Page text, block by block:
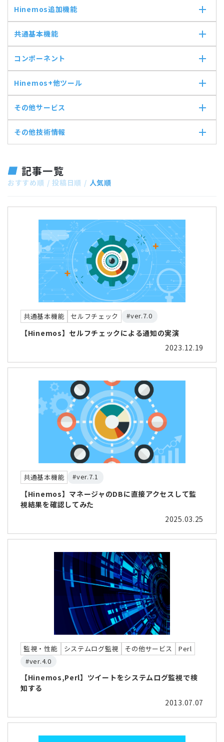
ログファイル監視
JMX監視
SQL監視
SNMP監視
Hinemosエージェント監視
Windows サービス監視
サービス・ポート監視
リソース監視
プロセス監視
監視機能全般について
性能機能
実行契機
ジョブ連携送信ジョブ
ジョブ連携待機ジョブ
ファイルチェックジョブ
監視ジョブ
収集
インシデント管理連携ツール
ユーティリティ機能
レポーティング
ノードマップ
ジョブマップ
Hinemos追加機能
Hinemosインシデントダッシュボード
Hinemosセキュリティオプション
共通基本機能
セルフチェック
通知
アカウント
カレンダ
リポジトリ
コンポーネント
Hinemosエージェント
Hinemosマネージャ
Hinemos+他ツール
google apps
slack
その他サービス
CloudGate UNO
IT Asset コンシェル
その他技術情報
Perl
Vim
記事一覧
おすすめ順 投稿日順 人気順
共通基本機能 セルフチェック #ver.7.0
【Hinemos】セルフチェックによる通知の実演
2023.12.19
共通基本機能 #ver.7.1
【Hinemos】マネージャのDBに直接アクセスして監
視結果を確認してみた
2025.03.25
監視・性能 システムログ監視 その他サービス
Perl
#ver.4.0
【Hinemos,Perl】ツイートをシステムログ監視で検
知する
2013.07.07